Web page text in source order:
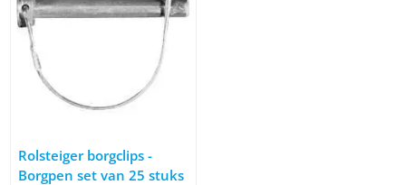
Afbeelding Rolsteiger borgclips - Borgpen set van 25 stuks
Rolsteiger borgclips -
Borgpen set van 25 stuks